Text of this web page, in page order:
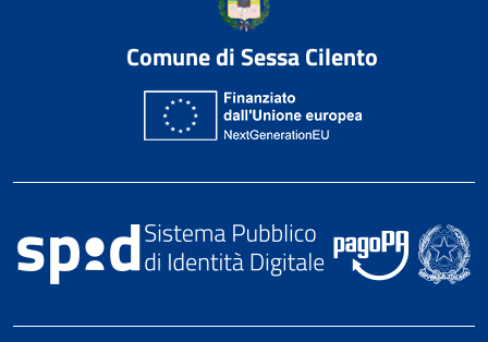
Comune di Sessa Cilento